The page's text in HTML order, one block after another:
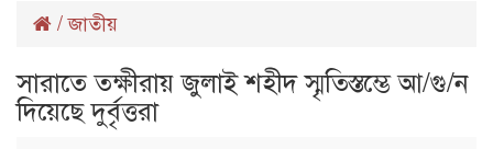
/জাতীয়
সারাতে তক্ষীরায় জুলাই শহীদ স্মৃতিস্তম্ভে আ/গু/ন
দিয়েছে দুর্বৃত্তরা